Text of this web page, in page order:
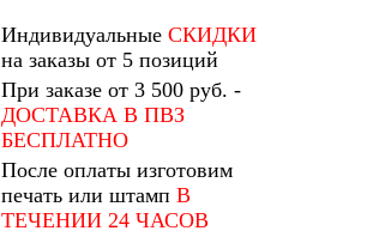
Индивидуальные СКИДКИ
на заказы от 5 позиций
При заказе от 3 500 руб. -
ДОСТАВКА В ПВЗ
БЕСПЛАТНО
После оплаты изготовим
печать или штамп В
ТЕЧЕНИИ 24 ЧАСОВ